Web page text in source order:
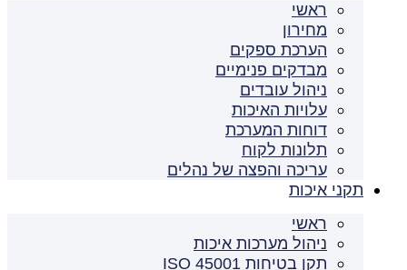
ראשי
מחירון
הערכת ספקים
מבדקים פנימיים
ניהול עובדים
עלויות האיכות
דוחות המערכת
תלונות לקוח
עריכה והפצה של נהלים
תקני איכות
ראשי
ניהול מערכות איכות
תקן בטיחות ISO 45001